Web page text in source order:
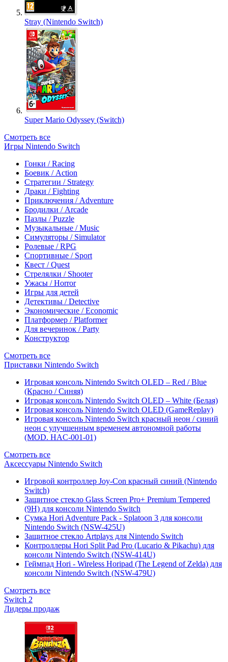
Stray (Nintendo Switch)
Super Mario Odyssey (Switch)
Смотреть все
Игры Nintendo Switch
Гонки / Racing
Боевик / Action
Стратегии / Strategy
Драки / Fighting
Приключения / Adventure
Бродилки / Arcade
Пазлы / Puzzle
Музыкальные / Music
Симуляторы / Simulator
Ролевые / RPG
Спортивные / Sport
Квест / Quest
Стрелялки / Shooter
Ужасы / Horror
Игры для детей
Детективы / Detective
Экономические / Economic
Платформер / Platformer
Для вечеринок / Party
Конструктор
Смотреть все
Приставки Nintendo Switch
Игровая консоль Nintendo Switch OLED – Red / Blue
(Красно / Синяя)
Игровая консоль Nintendo Switch OLED – White (Белая)
Игровая консоль Nintendo Switch OLED (GameReplay)
Игровая консоль Nintendo Switch красный неон / синий
неон с улучшенным временем автономной работы
(MOD. HAC-001-01)
Смотреть все
Аксессуары Nintendo Switch
Игровой контроллер Joy-Con красный синий (Nintendo
Switch)
Защитное стекло Glass Screen Pro+ Premium Tempered
(9H) для консоли Nintendo Switch
Сумка Hori Adventure Pack - Splatoon 3 для консоли
Nintendo Switch (NSW-425U)
Защитное стекло Artplays для Nintendo Switch
Контроллеры Hori Split Pad Pro (Lucario & Pikachu) для
консоли Nintendo Switch (NSW-414U)
Геймпад Hori - Wireless Horipad (The Legend of Zelda) для
консоли Nintendo Switch (NSW-479U)
Смотреть все
Switch 2
Лидеры продаж